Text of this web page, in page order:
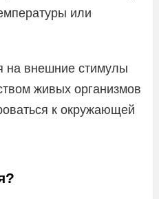
или
на внешние стимулы
живых организмов
к окружающей